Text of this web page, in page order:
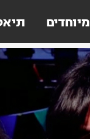
מיוחדים